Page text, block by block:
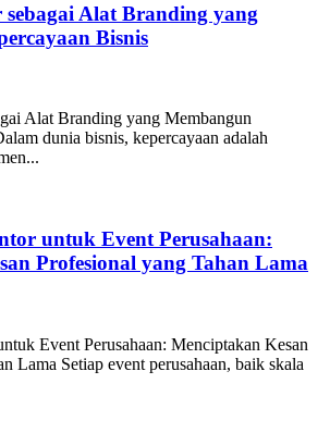
Alat Branding yang
Bisnis
Alat Branding yang Membangun
dunia bisnis, kepercayaan adalah
untuk Event Perusahaan:
Profesional yang Tahan Lama
Event Perusahaan: Menciptakan Kesan
Lama Setiap event perusahaan, baik skala